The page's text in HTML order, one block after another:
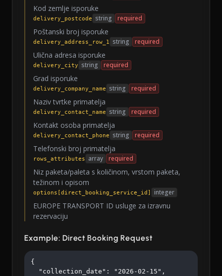
Kod zemlje isporuke
delivery_postcode string required
Poštanski broj isporuke
delivery_address_row_1 string required
Ulična adresa isporuke
delivery_city string required
Grad isporuke
delivery_company_name string required
Naziv tvrtke primatelja
delivery_contact_name string required
Kontakt osoba primatelja
delivery_contact_phone string required
Telefonski broj primatelja
rows_attributes array required
Niz paketa/paleta s količinom, vrstom paketa,
težinom i opisom
options[direct_booking_service_id] integer
EUROPE TRANSPORT ID usluge za izravnu
rezervaciju
Example: Direct Booking Request
{
  "collection_date": "2026-02-15",